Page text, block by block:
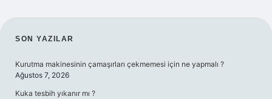
SIDEBAR
SON YAZILAR
Kurutma makinesinin çamaşırları çekmemesi için ne yapmalı ?
Ağustos 7, 2026
Kuka tesbih yıkanır mı ?